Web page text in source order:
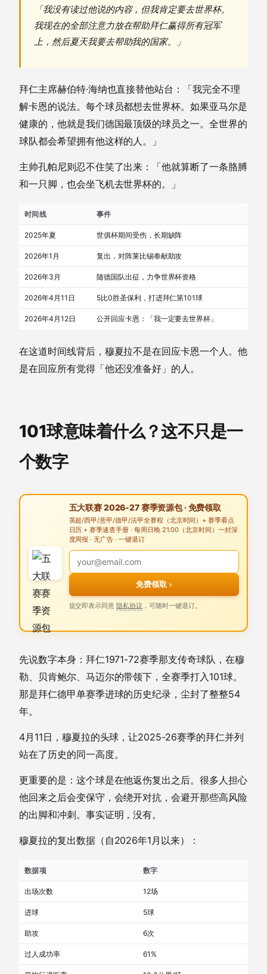
「我没有读过他说的内容，但我肯定要去世界杯。
我现在的全部注意力放在帮助拜仁赢得所有冠军
上，然后夏天我要去帮助我的国家。」
拜仁主席赫伯特·海纳也直接替他站台：「我完全不理
解卡恩的说法。每个球员都想去世界杯。如果亚马尔是
健康的，他就是我们德国最顶级的球员之一。全世界的
球队都会希望拥有他这样的人。」
主帅孔帕尼则忍不住笑了出来：「他就算断了一条胳膊
和一只脚，也会坐飞机去世界杯的。」
时间线 事件
2025年夏 世俱杯期间受伤，长期缺阵
2026年1月 复出，对阵莱比锡奉献助攻
2026年3月 随德国队出征，力争世界杯资格
2026年4月11日 5比0胜圣保利，打进拜仁第101球
2026年4月12日 公开回应卡恩：「我一定要去世界杯」
在这道时间线背后，穆夏拉不是在回应卡恩一个人。他
是在回应所有觉得「他还没准备好」的人。
101球意味着什么？这不只是一
个数字
五大联赛 2026-27 赛季资源包 · 免费领取
英超/西甲/意甲/德甲/法甲全赛程（北京时间）+ 赛季看点
日历 + 赛季速查手册 · 每周日晚 21:00（北京时间）一封深
度周报 · 无广告 · 一键退订
免费领取 ›
提交即表示同意隐私协议 ，可随时一键退订。
先说数字本身：拜仁1971-72赛季那支传奇球队，在穆
勒、贝肯鲍尔、马迈尔的带领下，全赛季打入101球。
那是拜仁德甲单赛季进球的历史纪录，尘封了整整54
年。
4月11日，穆夏拉的头球，让2025-26赛季的拜仁并列
站在了历史的同一高度。
更重要的是：这个球是在他返伤复出之后。很多人担心
他回来之后会变保守，会绕开对抗，会避开那些高风险
的出脚和冲刺。事实证明，没有。
穆夏拉的复出数据（自2026年1月以来）：
数据项 数字
出场次数 12场
进球 5球
助攻 6次
过人成功率 61%